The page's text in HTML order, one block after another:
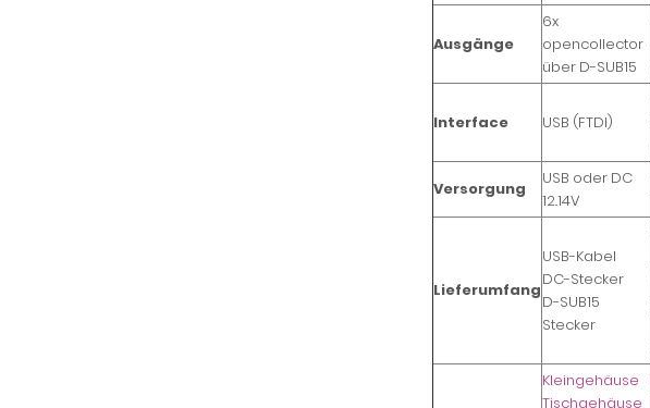
Ausgänge
6x
opencollector
über D-SUB15
Interface USB (FTDI)
Versorgung
USB oder DC
12..14V
Lieferumfang
USB-Kabel
DC-Stecker
D-SUB15
Stecker
Kleingehäuse
Tischgehäuse